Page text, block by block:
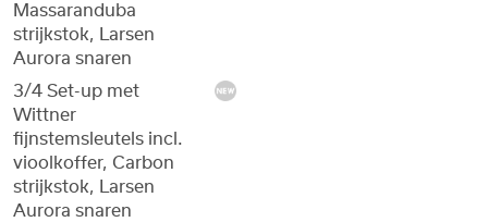
Massaranduba
strijkstok, Larsen
Aurora snaren
3/4 Set-up met
Wittner
fijnstemsleutels incl.
vioolkoffer, Carbon
strijkstok, Larsen
Aurora snaren